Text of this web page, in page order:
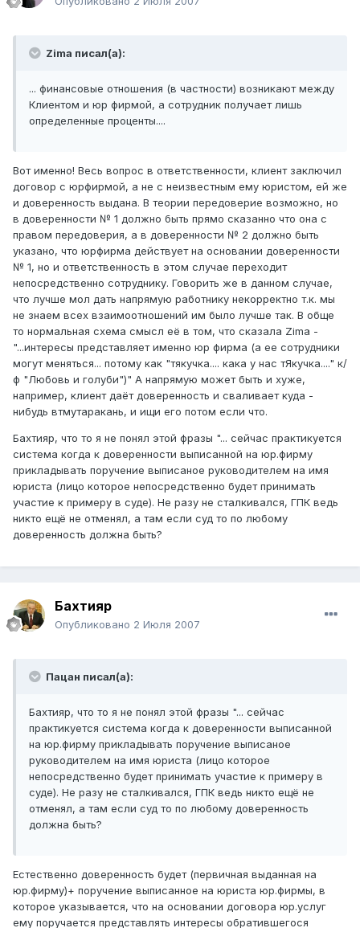
Zima писал(а):
... финансовые отношения (в частности) возникают между
Клиентом и юр фирмой, а сотрудник получает лишь
определенные проценты....
Вот именно! Весь вопрос в ответственности, клиент заключил
договор с юрфирмой, а не с неизвестным ему юристом, ей же
и доверенность выдана. В теории передоверие возможно, но
в доверенности № 1 должно быть прямо сказанно что она с
правом передоверия, а в доверенности № 2 должно быть
указано, что юрфирма действует на основании доверенности
№ 1, но и ответственность в этом случае переходит
непосредственно сотруднику. Говорить же в данном случае,
что лучше мол дать напрямую работнику некорректно т.к. мы
не знаем всех взаимоотношений им было лучше так. В обще
то нормальная схема смысл её в том, что сказала Zima -
"...интересы представляет именно юр фирма (а ее сотрудники
могут меняться... потому как "тякучка.... кака у нас тЯкучка...." к/
ф "Любовь и голуби")" А напрямую может быть и хуже,
например, клиент даёт доверенность и сваливает куда -
нибудь втмутаракань, и ищи его потом если что.
Бахтияр, что то я не понял этой фразы "... сейчас практикуется
система когда к доверенности выписанной на юр.фирму
прикладывать поручение выписаное руководителем на имя
юриста (лицо которое непосредственно будет принимать
участие к примеру в суде). Не разу не сталкивался, ГПК ведь
никто ещё не отменял, а там если суд то по любому
доверенность должна быть?
Бахтияр
Опубликовано 2 Июля 2007
Пацан писал(а):
Бахтияр, что то я не понял этой фразы "... сейчас
практикуется система когда к доверенности выписанной
на юр.фирму прикладывать поручение выписаное
руководителем на имя юриста (лицо которое
непосредственно будет принимать участие к примеру в
суде). Не разу не сталкивался, ГПК ведь никто ещё не
отменял, а там если суд то по любому доверенность
должна быть?
Естественно доверенность будет (первичная выданная на
юр.фирму)+ поручение выписанное на юриста юр.фирмы, в
которое указывается, что на основании договора юр.услуг
ему поручается представлять интересы обратившегося